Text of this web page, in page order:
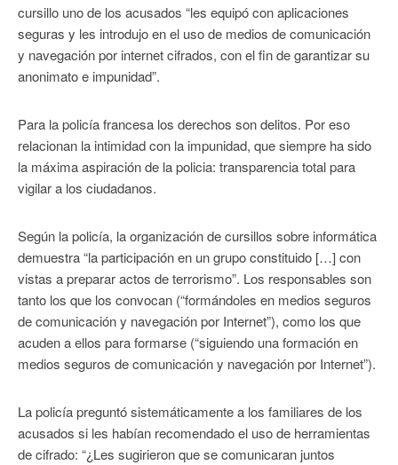
cursillo uno de los acusados “les equipó con aplicaciones
seguras y les introdujo en el uso de medios de comunicación
y navegación por internet cifrados, con el fin de garantizar su
anonimato e impunidad”.
Para la policía francesa los derechos son delitos. Por eso
relacionan la intimidad con la impunidad, que siempre ha sido
la máxima aspiración de la policia: transparencia total para
vigilar a los ciudadanos.
Según la policía, la organización de cursillos sobre informática
demuestra “la participación en un grupo constituido […] con
vistas a preparar actos de terrorismo”. Los responsables son
tanto los que los convocan (“formándoles en medios seguros
de comunicación y navegación por Internet”), como los que
acuden a ellos para formarse (“siguiendo una formación en
medios seguros de comunicación y navegación por Internet”).
La policía preguntó sistemáticamente a los familiares de los
acusados si les habían recomendado el uso de herramientas
de cifrado: “¿Les sugirieron que se comunicaran juntos